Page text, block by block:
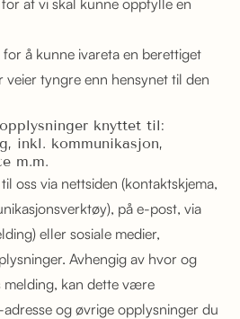
at vi skal kunne oppfylle en
å kunne ivareta en berettiget
veier tyngre enn hensynet til den
knyttet til:
inkl. kommunikasjon,
m.m.
oss via nettsiden (kontaktskjema,
på e-post, via
eller sosiale medier,
Avhengig av hvor og
melding, kan dette være
og øvrige opplysninger du